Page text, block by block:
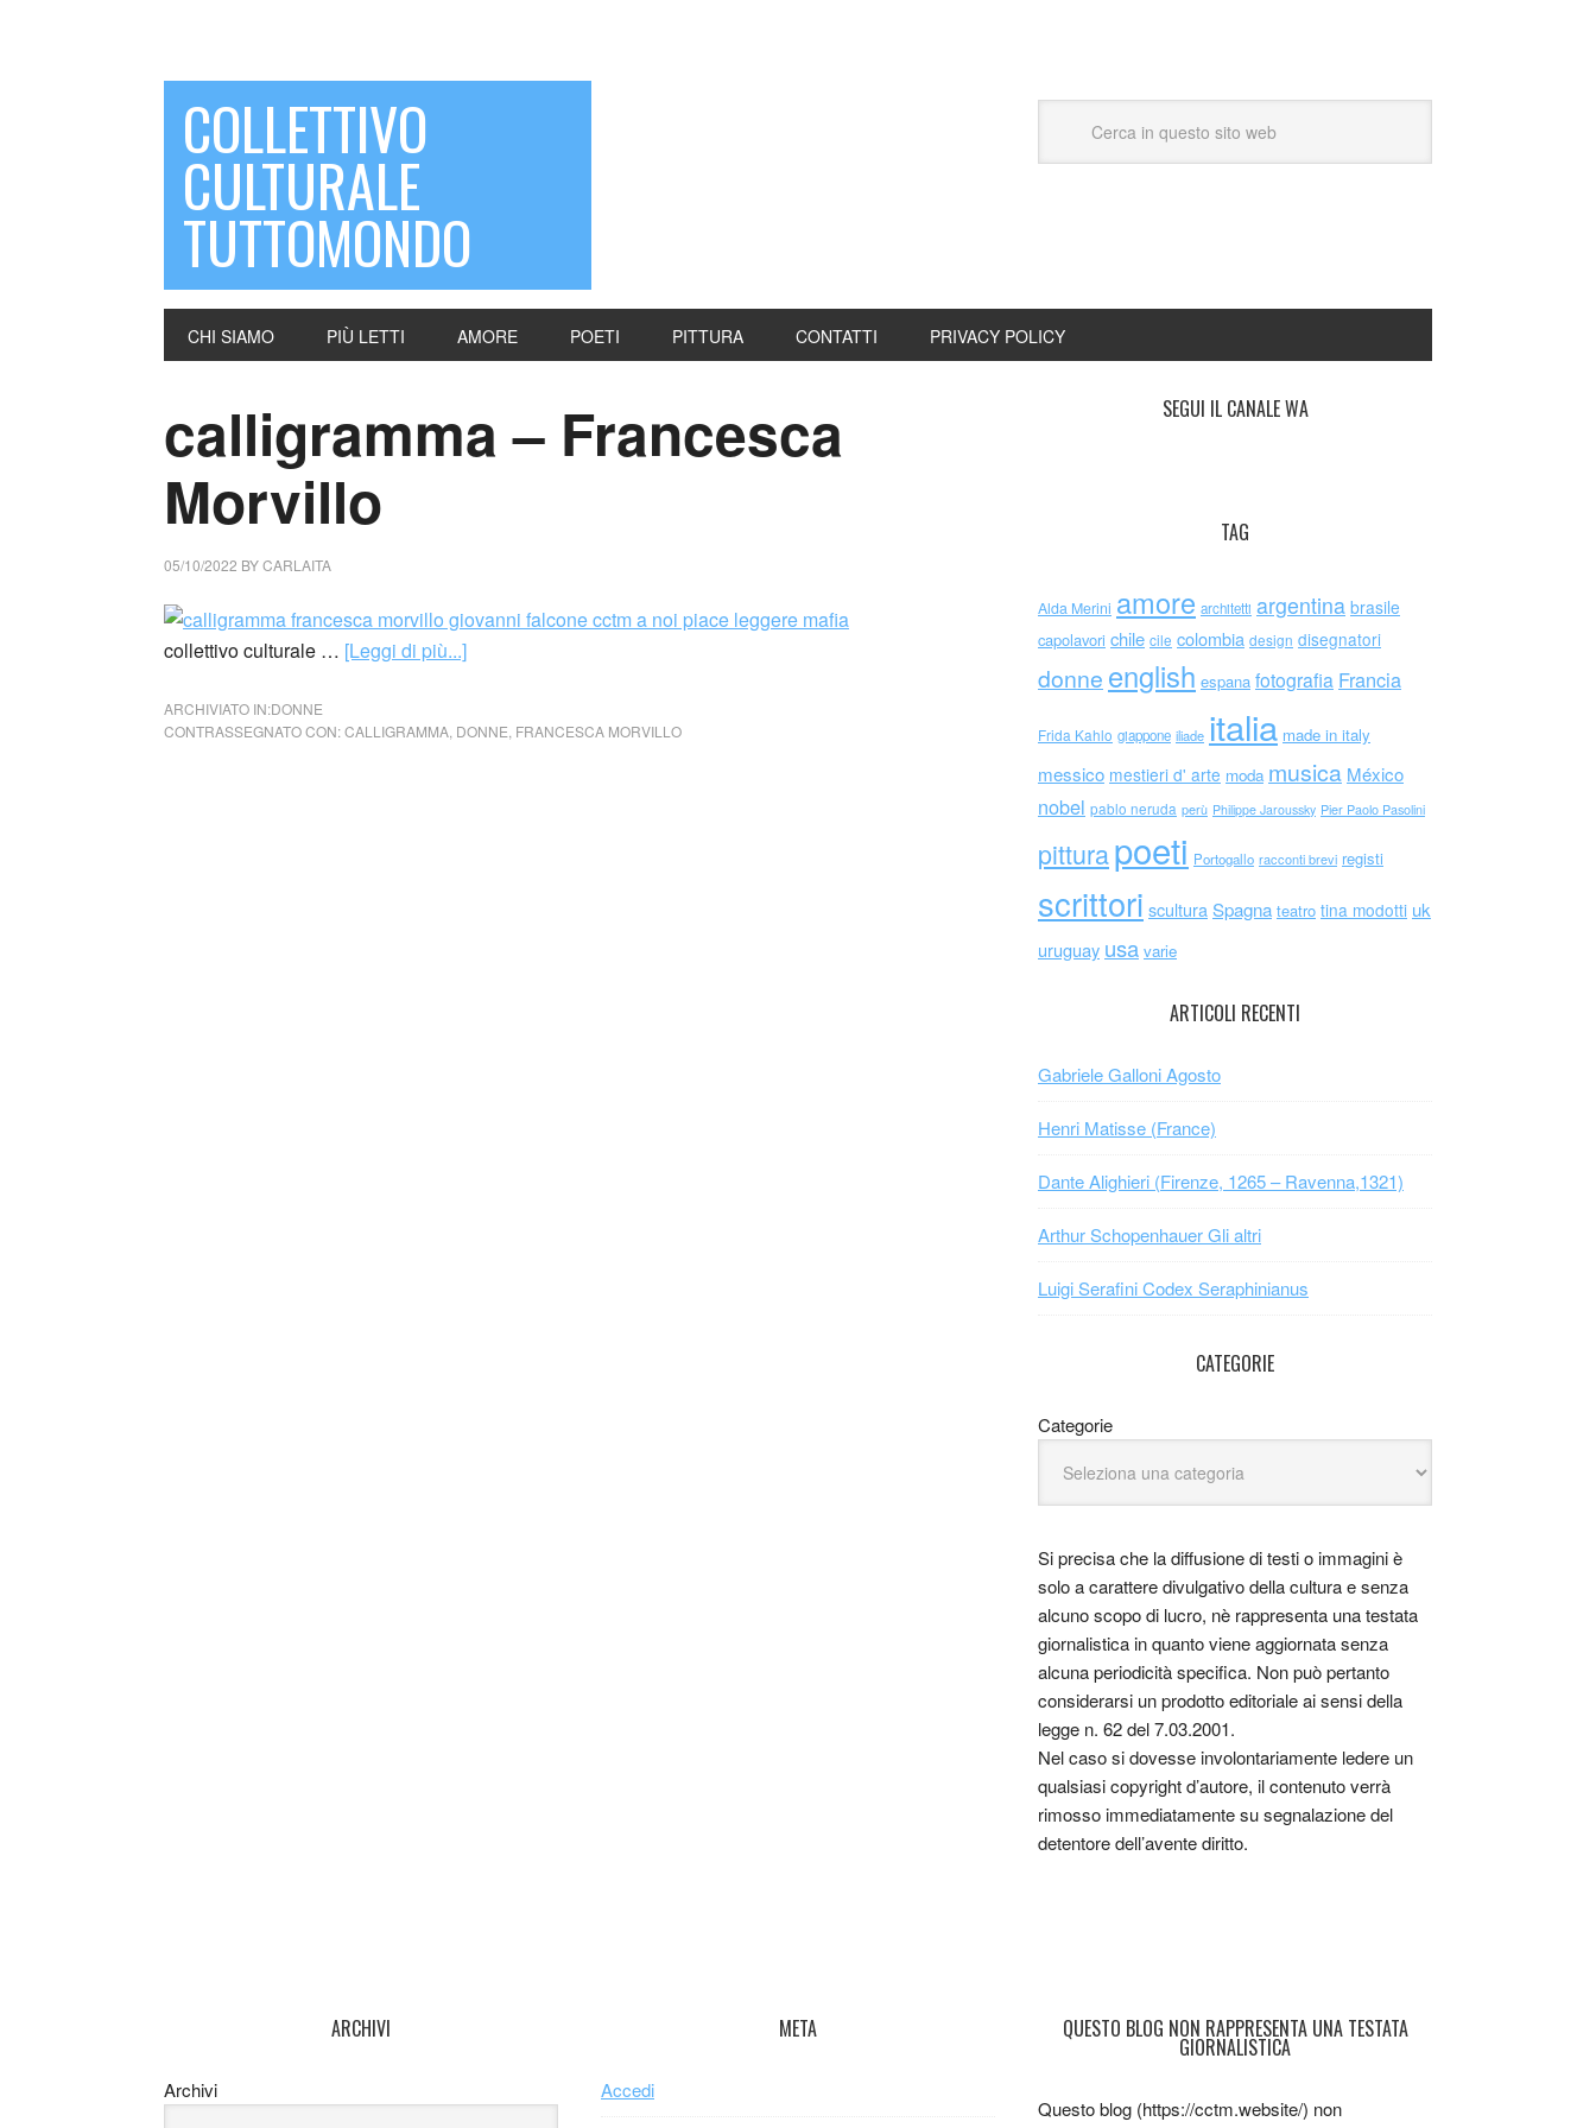
COLLETTIVO
CULTURALE
TUTTOMONDO
CHI SIAMO PIÙ LETTI AMORE POETI PITTURA CONTATTI PRIVACY POLICY
calligramma – Francesca
Morvillo
05/10/2022 BYCARLAITA
collettivo culturale … [Leggi di più...]
ARCHIVIATO IN:DONNE
CONTRASSEGNATO CON:CALLIGRAMMA DONNE FRANCESCA MORVILLO
SEGUI IL CANALE WA
TAG
Alda Merini amore architetti argentina brasile
capolavori chile cile colombia design disegnatori
donne english espana fotografia Francia
Frida Kahlo giappone iliade italia made in italy
messico mestieri d' arte moda musica México
nobel pablo neruda perù Philippe Jaroussky Pier Paolo Pasolini
pitturapoeti Portogallo racconti brevi registi
scrittori scultura Spagna teatro tina modotti uk
uruguay usa varie
ARTICOLI RECENTI
Gabriele Galloni Agosto
Henri Matisse (France)
Dante Alighieri (Firenze, 1265 – Ravenna,1321)
Arthur Schopenhauer Gli altri
Luigi Serafini Codex Seraphinianus
CATEGORIE
Categorie
Si precisa che la diffusione di testi o immagini è
solo a carattere divulgativo della cultura e senza
alcuno scopo di lucro, nè rappresenta una testata
giornalistica in quanto viene aggiornata senza
alcuna periodicità specifica. Non può pertanto
considerarsi un prodotto editoriale ai sensi della
legge n. 62 del 7.03.2001.
Nel caso si dovesse involontariamente ledere un
qualsiasi copyright d’autore, il contenuto verrà
rimosso immediatamente su segnalazione del
detentore dell’avente diritto.
ARCHIVI
Archivi
META
Accedi
QUESTO BLOG NON RAPPRESENTA UNA TESTATA
GIORNALISTICA
Questo blog (https://cctm.website/) non